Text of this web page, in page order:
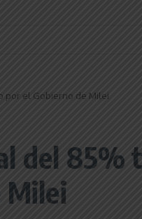
por el Gobierno de Milei
del 85%
Milei